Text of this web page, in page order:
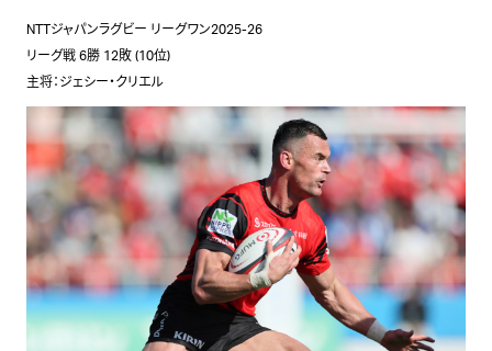
NTTジャパンラグビー リーグワン2025-26
リーグ戦 6勝 12敗 (10位)
主将：ジェシー・クリエル